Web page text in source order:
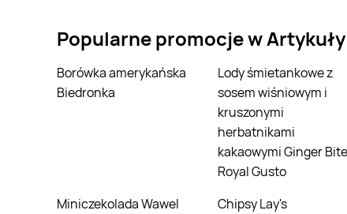
Popularne promocje w
Borówka amerykańska
Biedronka
Lody śmietankowe z
sosem wiśniowym i
kruszonymi
herbatnikami
kakaowymi Ginger Bite
Royal Gusto
Miniczekolada Wawel
Chipsy Lay's